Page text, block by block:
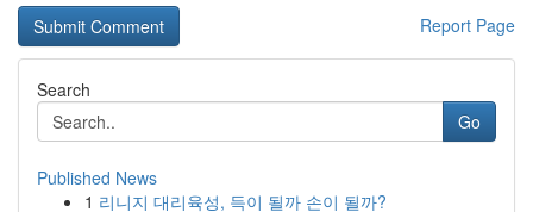
Report Page
Search
Go
Published News
1 리니지 대리육성, 득이 될까 손이 될까?